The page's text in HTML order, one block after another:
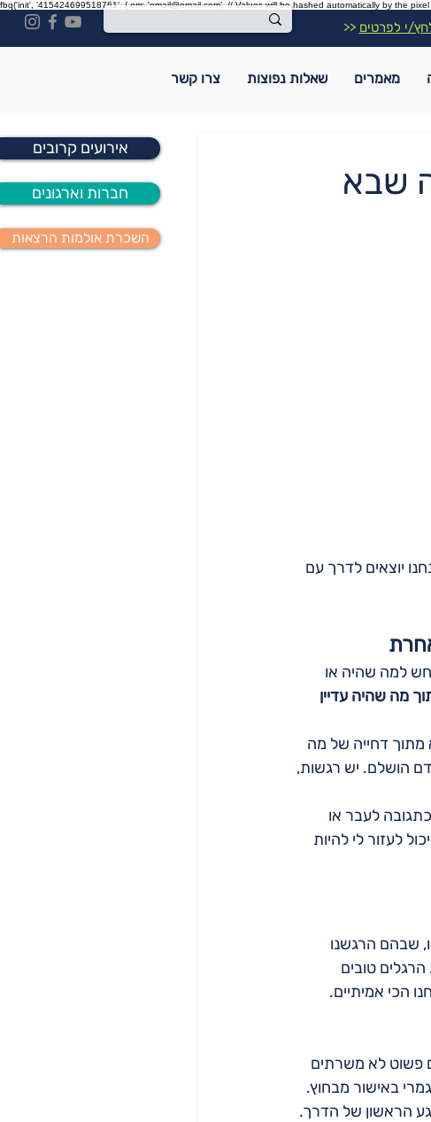
fbq('init', '415424699518761', { em: 'email@email.com', // Values will be hashed automatically by the
השכרת אולמות הרצאות
חברות וארגונים
אירועים קרובים
י לפרטים <<
מאמרים שאלות נפוצות צרו קשר
שבא
יוצאים לדרך עם
למה שהיה או
מה שהיה עדיין
מתוך דחייה של מה
הושלם. יש רגשות,
לעבר או
לעזור לי להיות
שבהם הרגשנו
טובים
הכי אמיתיים.
פשוט לא משרתים
באישור מבחוץ.
הראשון של הדרך.